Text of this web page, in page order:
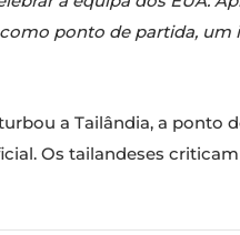
ponto de partida, um
a Tailândia, a ponto
Os tailandeses